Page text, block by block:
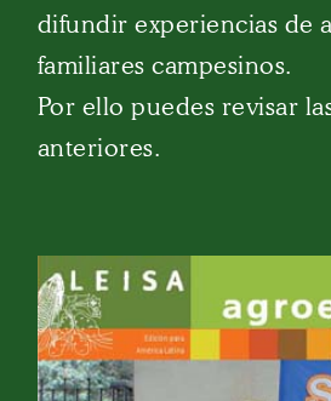
difundir experiencias de
familiares campesinos.
Por ello puedes revisar
anteriores.